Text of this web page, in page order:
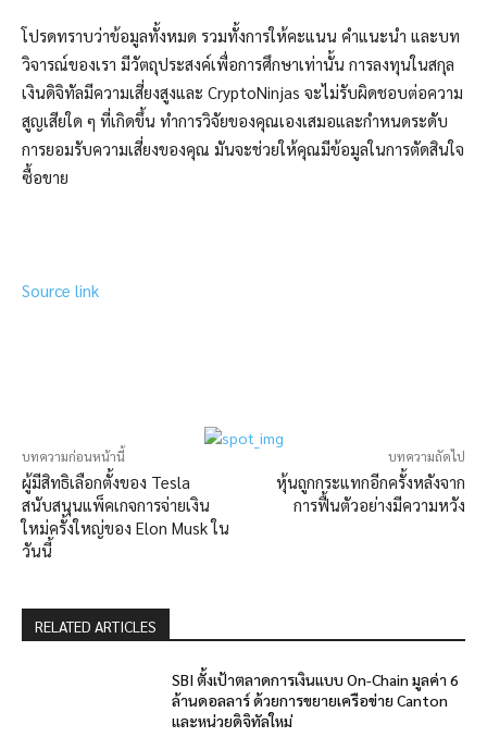
โปรดทราบว่าข้อมูลทั้งหมด รวมทั้งการให้คะแนน คำแนะนำ และบท
วิจารณ์ของเรา มีวัตถุประสงค์เพื่อการศึกษาเท่านั้น การลงทุนในสกุล
เงินดิจิทัลมีความเสี่ยงสูงและ CryptoNinjas จะไม่รับผิดชอบต่อความ
สูญเสียใด ๆ ที่เกิดขึ้น ทำการวิจัยของคุณเองเสมอและกำหนดระดับ
การยอมรับความเสี่ยงของคุณ มันจะช่วยให้คุณมีข้อมูลในการตัดสินใจ
ซื้อขาย
Source link
บทความก่อนหน้านี้
ผู้มีสิทธิเลือกตั้งของ Tesla
สนับสนุนแพ็คเกจการจ่ายเงิน
ใหม่ครั้งใหญ่ของ Elon Musk ใน
วันนี้
บทความถัดไป
หุ้นถูกกระแทกอีกครั้งหลังจาก
การฟื้นตัวอย่างมีความหวัง
RELATED ARTICLES
SBI ตั้งเป้าตลาดการเงินแบบ On-Chain มูลค่า 6
ล้านดอลลาร์ ด้วยการขยายเครือข่าย Canton
และหน่วยดิจิทัลใหม่